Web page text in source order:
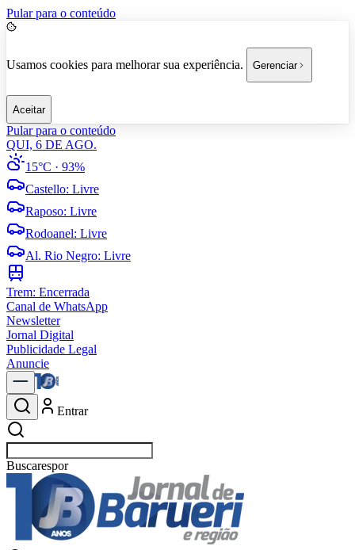
Pular para o conteúdo
Usamos cookies para melhorar sua experiência. Gerenciar
Aceitar
Pular para o conteúdo
QUI, 6 DE AGO.
15°C · 93%
Castello: Livre
Raposo: Livre
Rodoanel: Livre
Al. Rio Negro: Livre
Trem: Encerrada
Canal de WhatsApp
Newsletter
Jornal Digital
Publicidade Legal
Anuncie
Entrar
Buscarp